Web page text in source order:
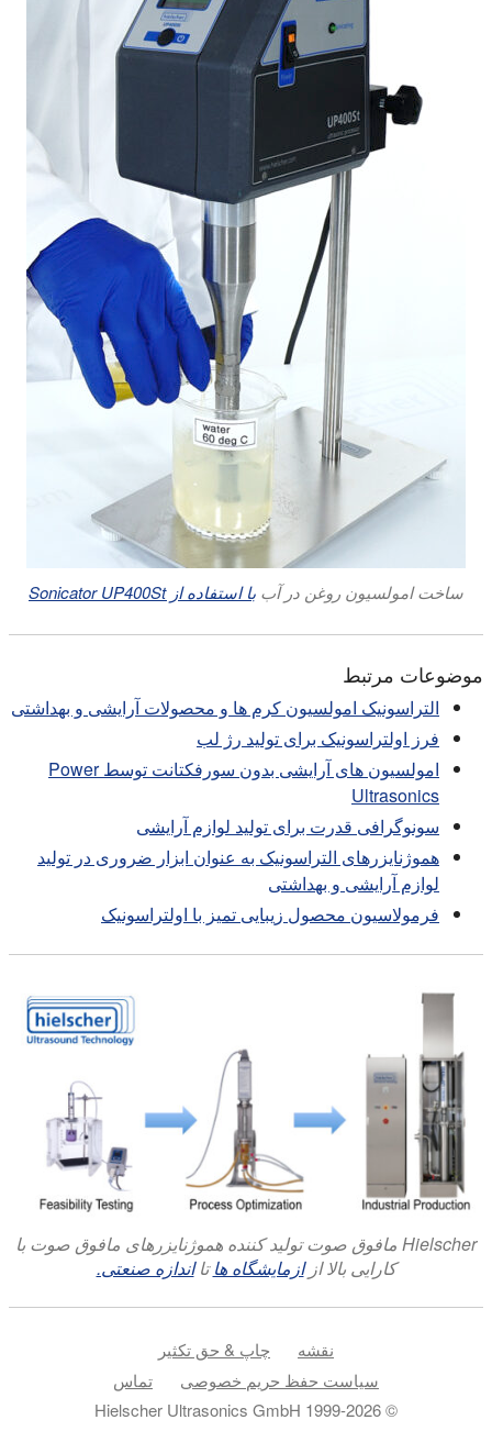
ساخت امولسیون روغن در آب با استفاده از Sonicator UP400St
موضوعات مرتبط
التراسونیک امولسیون کرم ها و محصولات آرایشی و بهداشتی
فرز اولتراسونیک برای تولید رژ لب
امولسیون های آرایشی بدون سورفکتانت توسط Power
Ultrasonics
سونوگرافی قدرت برای تولید لوازم آرایشی
هموژنایزرهای التراسونیک به عنوان ابزار ضروری در تولید
لوازم آرایشی و بهداشتی
فرمولاسیون محصول زیبایی تمیز با اولتراسونیک
Hielscher مافوق صوت تولید کننده هموژنایزرهای مافوق صوت با
کارایی بالا ازازمایشگاه هاتااندازه صنعتی.
نقشه
چاپ & حق تکثیر
سیاست حفظ حریم خصوصی
تماس
© 1999-2026 Hielscher Ultrasonics GmbH